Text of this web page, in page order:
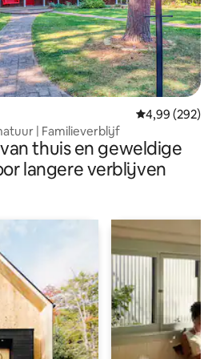
Gemiddelde
4,99 (292)
| Familieverblijf
thuis en geweldige
langere verblijven